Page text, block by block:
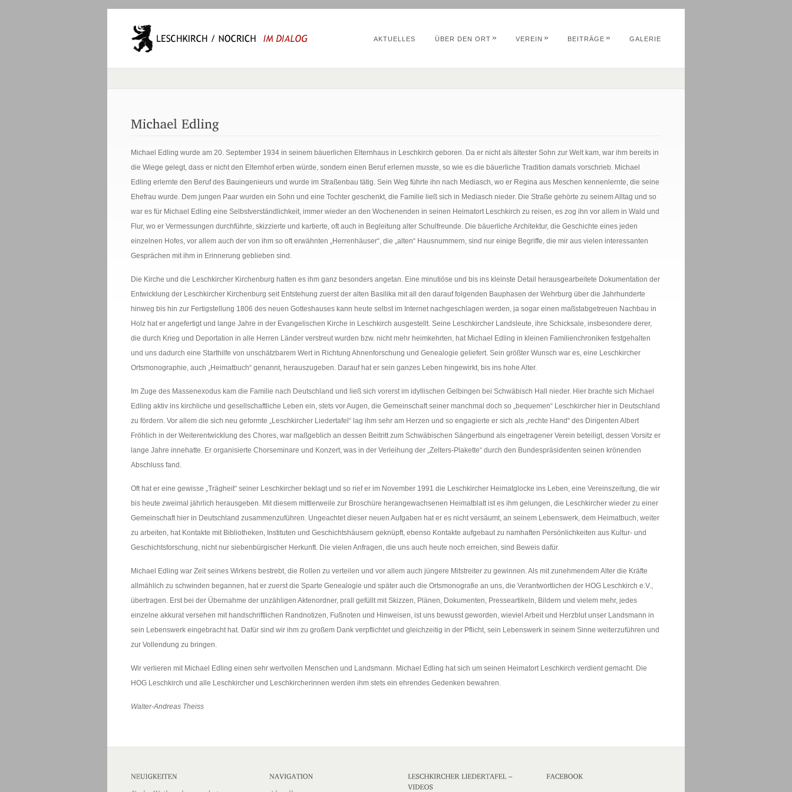
AKTUELLES ÜBER DEN ORT » VEREIN » BEITRÄGE » GALERIE
Michael Edling wurde am 20. September 1934 in seinem bäuerlichen Elternhaus in Leschkirch geboren. Da er nicht als ältester Sohn zur Welt kam, war ihm bereits in
die Wiege gelegt, dass er nicht den Elternhof erben würde, sondern einen Beruf erlernen musste, so wie es die bäuerliche Tradition damals vorschrieb. Michael
Edling erlernte den Beruf des Bauingenieurs und wurde im Straßenbau tätig. Sein Weg führte ihn nach Mediasch, wo er Regina aus Meschen kennenlernte, die seine
Ehefrau wurde. Dem jungen Paar wurden ein Sohn und eine Tochter geschenkt, die Familie ließ sich in Mediasch nieder. Die Straße gehörte zu seinem Alltag und so
war es für Michael Edling eine Selbstverständlichkeit, immer wieder an den Wochenenden in seinen Heimatort Leschkirch zu reisen, es zog ihn vor allem in Wald und
Flur, wo er Vermessungen durchführte, skizzierte und kartierte, oft auch in Begleitung alter Schulfreunde. Die bäuerliche Architektur, die Geschichte eines jeden
einzelnen Hofes, vor allem auch der von ihm so oft erwähnten „Herrenhäuser“, die „alten“ Hausnummern, sind nur einige Begriffe, die mir aus vielen interessanten
Gesprächen mit ihm in Erinnerung geblieben sind.
Die Kirche und die Leschkircher Kirchenburg hatten es ihm ganz besonders angetan. Eine minutiöse und bis ins kleinste Detail herausgearbeitete Dokumentation der
Entwicklung der Leschkircher Kirchenburg seit Entstehung zuerst der alten Basilika mit all den darauf folgenden Bauphasen der Wehrburg über die Jahrhunderte
hinweg bis hin zur Fertigstellung 1806 des neuen Gotteshauses kann heute selbst im Internet nachgeschlagen werden, ja sogar einen maßstabgetreuen Nachbau in
Holz hat er angefertigt und lange Jahre in der Evangelischen Kirche in Leschkirch ausgestellt. Seine Leschkircher Landsleute, ihre Schicksale, insbesondere derer,
die durch Krieg und Deportation in alle Herren Länder verstreut wurden bzw. nicht mehr heimkehrten, hat Michael Edling in kleinen Familienchroniken festgehalten
und uns dadurch eine Starthilfe von unschätzbarem Wert in Richtung Ahnenforschung und Genealogie geliefert. Sein größter Wunsch war es, eine Leschkircher
Ortsmonographie, auch „Heimatbuch“ genannt, herauszugeben. Darauf hat er sein ganzes Leben hingewirkt, bis ins hohe Alter.
Im Zuge des Massenexodus kam die Familie nach Deutschland und ließ sich vorerst im idyllischen Gelbingen bei Schwäbisch Hall nieder. Hier brachte sich Michael
Edling aktiv ins kirchliche und gesellschaftliche Leben ein, stets vor Augen, die Gemeinschaft seiner manchmal doch so „bequemen“ Leschkircher hier in Deutschland
zu fördern. Vor allem die sich neu geformte „Leschkircher Liedertafel“ lag ihm sehr am Herzen und so engagierte er sich als „rechte Hand“ des Dirigenten Albert
Fröhlich in der Weiterentwicklung des Chores, war maßgeblich an dessen Beitritt zum Schwäbischen Sängerbund als eingetragener Verein beteiligt, dessen Vorsitz er
lange Jahre innehatte. Er organisierte Chorseminare und Konzert, was in der Verleihung der „Zelters-Plakette“ durch den Bundespräsidenten seinen krönenden
Abschluss fand.
Oft hat er eine gewisse „Trägheit“ seiner Leschkircher beklagt und so rief er im November 1991 die Leschkircher Heimatglocke ins Leben, eine Vereinszeitung, die wir
bis heute zweimal jährlich herausgeben. Mit diesem mittlerweile zur Broschüre herangewachsenen Heimatblatt ist es ihm gelungen, die Leschkircher wieder zu einer
Gemeinschaft hier in Deutschland zusammenzuführen. Ungeachtet dieser neuen Aufgaben hat er es nicht versäumt, an seinem Lebenswerk, dem Heimatbuch, weiter
zu arbeiten, hat Kontakte mit Bibliotheken, Instituten und Geschichtshäusern geknüpft, ebenso Kontakte aufgebaut zu namhaften Persönlichkeiten aus Kultur- und
Geschichtsforschung, nicht nur siebenbürgischer Herkunft. Die vielen Anfragen, die uns auch heute noch erreichen, sind Beweis dafür.
Michael Edling war Zeit seines Wirkens bestrebt, die Rollen zu verteilen und vor allem auch jüngere Mitstreiter zu gewinnen. Als mit zunehmendem Alter die Kräfte
allmählich zu schwinden begannen, hat er zuerst die Sparte Genealogie und später auch die Ortsmonografie an uns, die Verantwortlichen der HOG Leschkirch e.V.,
übertragen. Erst bei der Übernahme der unzähligen Aktenordner, prall gefüllt mit Skizzen, Plänen, Dokumenten, Presseartikeln, Bildern und vielem mehr, jedes
einzelne akkurat versehen mit handschriftlichen Randnotizen, Fußnoten und Hinweisen, ist uns bewusst geworden, wieviel Arbeit und Herzblut unser Landsmann in
sein Lebenswerk eingebracht hat. Dafür sind wir ihm zu großem Dank verpflichtet und gleichzeitig in der Pflicht, sein Lebenswerk in seinem Sinne weiterzuführen und
zur Vollendung zu bringen.
Wir verlieren mit Michael Edling einen sehr wertvollen Menschen und Landsmann. Michael Edling hat sich um seinen Heimatort Leschkirch verdient gemacht. Die
HOG Leschkirch und alle Leschkircher und Leschkircherinnen werden ihm stets ein ehrendes Gedenken bewahren.
Walter-Andreas Theiss